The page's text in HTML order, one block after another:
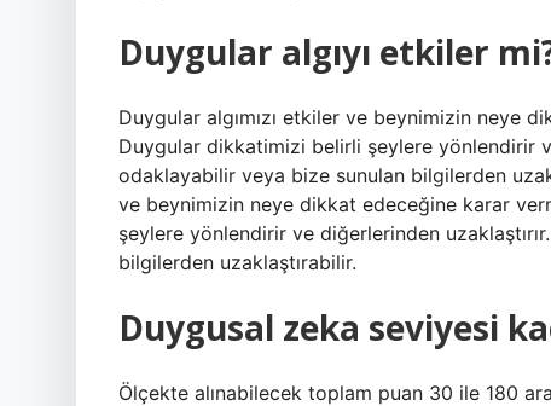
Duygular algıyı etkiler
Duygular algımızı etkiler ve beynimizin neye
Duygular dikkatimizi belirli şeylere yönlendirir
odaklayabilir veya bize sunulan bilgilerden
ve beynimizin neye dikkat edeceğine karar
şeylere yönlendirir ve diğerlerinden
bilgilerden uzaklaştırabilir.
Duygusal zeka seviyesi
Ölçekte alınabilecek toplam puan 30 ile 180